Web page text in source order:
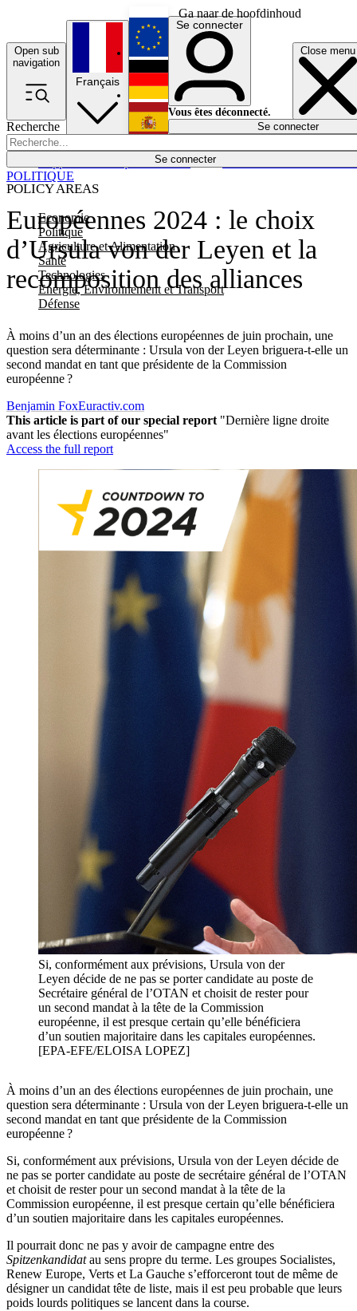
Ga naar de hoofdinhoud
Open sub
navigation
Close menu
Recherche
Se connecter
POLICY AREAS
Economie
Politique
Agriculture et Alimentation
Santé
Technologies
Energie, Environnement et Transport
Défense
Économie
Français
English
Deutsch
Español
Se connecter
Vous êtes déconnecté.
Se connecter
Européennes 2024 : le choix
d’Ursula von der Leyen et la
recomposition des alliances
À moins d’un an des élections européennes de juin prochain, une
question sera déterminante : Ursula von der Leyen briguera-t-elle un
second mandat en tant que présidente de la Commission
européenne ?
POLITIQUE
Benjamin FoxEuractiv.com
This article is part of our special report "Dernière ligne droite
avant les élections européennes"
Access the full report
Si, conformément aux prévisions, Ursula von der
Leyen décide de ne pas se porter candidate au poste de
Secrétaire général de l’OTAN et choisit de rester pour
un second mandat à la tête de la Commission
européenne, il est presque certain qu’elle bénéficiera
d’un soutien majoritaire dans les capitales européennes.
[EPA-EFE/ELOISA LOPEZ]
À moins d’un an des élections européennes de juin prochain, une
question sera déterminante : Ursula von der Leyen briguera-t-elle un
second mandat en tant que présidente de la Commission
européenne ?
Si, conformément aux prévisions, Ursula von der Leyen décide de
ne pas se porter candidate au poste de secrétaire général de l’OTAN
et choisit de rester pour un second mandat à la tête de la
Commission européenne, il est presque certain qu’elle bénéficiera
d’un soutien majoritaire dans les capitales européennes.
Il pourrait donc ne pas y avoir de campagne entre des
Spitzenkandidatau sens propre du terme. Les groupes Socialistes,
Renew Europe, Verts et La Gauche s’efforceront tout de même de
désigner un candidat tête de liste, mais il est peu probable que leurs
poids lourds politiques se lancent dans la course.